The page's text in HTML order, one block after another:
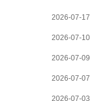
2026-07-17
2026-07-10
2026-07-09
2026-07-07
2026-07-03
2026-06-11